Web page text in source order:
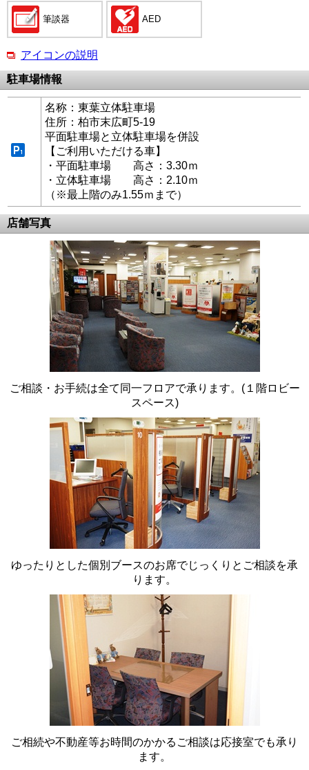
筆談器 AED
アイコンの説明
駐車場情報
名称：東葉立体駐車場
住所：柏市末広町5-19
平面駐車場と立体駐車場を併設
【ご利用いただける車】
・平面駐車場 高さ：3.30ｍ
・立体駐車場 高さ：2.10ｍ
（※最上階のみ1.55ｍまで）
店舗写真
ご相談・お手続は全て同一フロアで承ります。(１階ロビー
スペース)
ゆったりとした個別ブースのお席でじっくりとご相談を承
ります。
ご相続や不動産等お時間のかかるご相談は応接室でも承り
ます。